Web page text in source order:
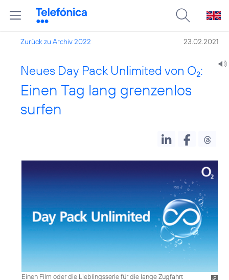
Zurück zu Archiv 2022 23.02.2021
Neues Day Pack Unlimited von O2:
Einen Tag lang grenzenlos
surfen
Einen Film oder die Lieblingsserie für die lange Zugfahrt